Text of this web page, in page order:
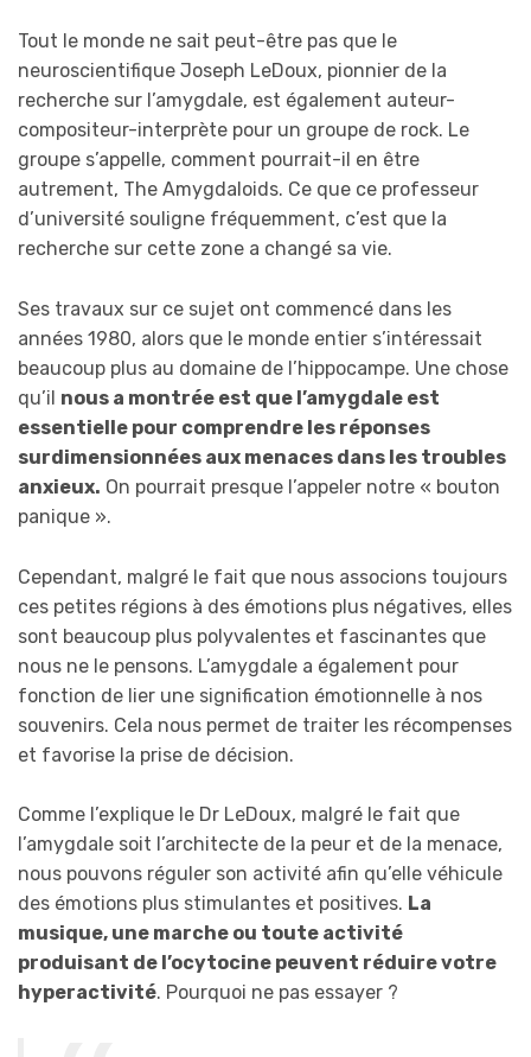
Tout le monde ne sait peut-être pas que le
neuroscientifique Joseph LeDoux, pionnier de la
recherche sur l’amygdale, est également auteur-
compositeur-interprète pour un groupe de rock. Le
groupe s’appelle, comment pourrait-il en être
autrement, The Amygdaloids. Ce que ce professeur
d’université souligne fréquemment, c’est que la
recherche sur cette zone a changé sa vie.
Ses travaux sur ce sujet ont commencé dans les
années 1980, alors que le monde entier s’intéressait
beaucoup plus au domaine de l’hippocampe. Une chose
qu’il nous a montrée est que l’amygdale est
essentielle pour comprendre les réponses
surdimensionnées aux menaces dans les troubles
anxieux. On pourrait presque l’appeler notre « bouton
panique ».
Cependant, malgré le fait que nous associons toujours
ces petites régions à des émotions plus négatives, elles
sont beaucoup plus polyvalentes et fascinantes que
nous ne le pensons. L’amygdale a également pour
fonction de lier une signification émotionnelle à nos
souvenirs. Cela nous permet de traiter les récompenses
et favorise la prise de décision.
Comme l’explique le Dr LeDoux, malgré le fait que
l’amygdale soit l’architecte de la peur et de la menace,
nous pouvons réguler son activité afin qu’elle véhicule
des émotions plus stimulantes et positives. La
musique, une marche ou toute activité
produisant de l’ocytocine peuvent réduire votre
hyperactivité. Pourquoi ne pas essayer ?